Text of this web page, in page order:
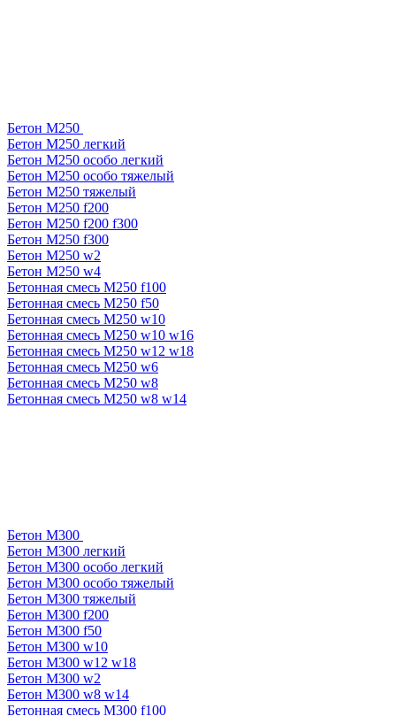
Бетон М250
Бетон М250 легкий
Бетон М250 особо легкий
Бетон М250 особо тяжелый
Бетон М250 тяжелый
Бетон М250 f200
Бетон М250 f200 f300
Бетон М250 f300
Бетон М250 w2
Бетон М250 w4
Бетонная смесь М250 f100
Бетонная смесь М250 f50
Бетонная смесь М250 w10
Бетонная смесь М250 w10 w16
Бетонная смесь М250 w12 w18
Бетонная смесь М250 w6
Бетонная смесь М250 w8
Бетонная смесь М250 w8 w14
Бетон М300
Бетон М300 легкий
Бетон М300 особо легкий
Бетон М300 особо тяжелый
Бетон М300 тяжелый
Бетон М300 f200
Бетон М300 f50
Бетон М300 w10
Бетон М300 w12 w18
Бетон М300 w2
Бетон М300 w8 w14
Бетонная смесь М300 f100